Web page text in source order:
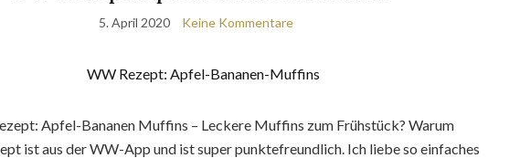
5. April 2020 Keine Kommentare
Apfel-Bananen Muffins – Leckere Muffins zum Frühstück? Warum
ist aus der WW-App und ist super punktefreundlich. Ich liebe so einfaches